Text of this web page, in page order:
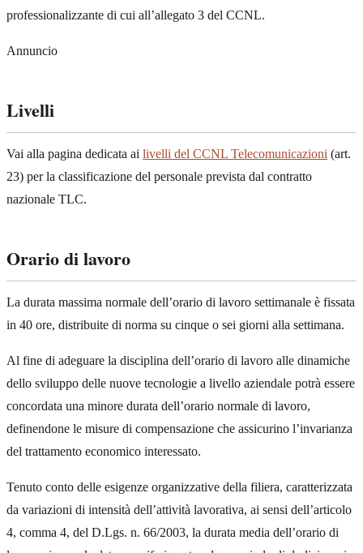
professionalizzante di cui all’allegato 3 del CCNL.
Annuncio
Livelli
Vai alla pagina dedicata ai livelli del CCNL Telecomunicazioni (art.
23) per la classificazione del personale prevista dal contratto
nazionale TLC.
Orario di lavoro
La durata massima normale dell’orario di lavoro settimanale è fissata
in 40 ore, distribuite di norma su cinque o sei giorni alla settimana.
Al fine di adeguare la disciplina dell’orario di lavoro alle dinamiche
dello sviluppo delle nuove tecnologie a livello aziendale potrà essere
concordata una minore durata dell’orario normale di lavoro,
definendone le misure di compensazione che assicurino l’invarianza
del trattamento economico interessato.
Tenuto conto delle esigenze organizzative della filiera, caratterizzata
da variazioni di intensità dell’attività lavorativa, ai sensi dell’articolo
4, comma 4, del D.Lgs. n. 66/2003, la durata media dell’orario di